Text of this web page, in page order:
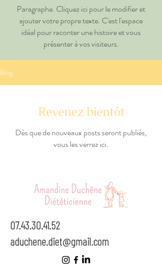
Paragraphe. Cliquez ici pour le modifier et
ajouter votre propre texte. C'est l'espace
idéal pour raconter une histoire et vous
présenter à vos visiteurs.
Blog
Revenez bientôt
Dès que de nouveaux posts seront publiés,
vous les verrez ici.
07.43.30.41.52
aduchene.diet@gmail.com